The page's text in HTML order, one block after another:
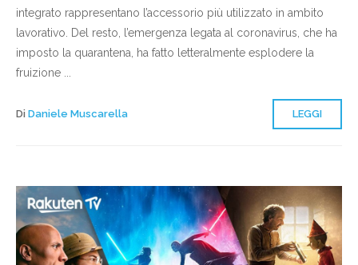
integrato rappresentano l’accessorio più utilizzato in ambito
lavorativo. Del resto, l’emergenza legata al coronavirus, che ha
imposto la quarantena, ha fatto letteralmente esplodere la
fruizione ...
Di Daniele Muscarella LEGGI